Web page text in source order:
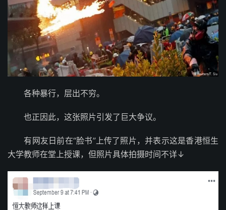
各种暴行，层出不穷。
也正因此，这张照片引发了巨大争议。
有网友日前在“脸书”上传了照片，并表示这是香港恒生
大学教师在堂上授课，但照片具体拍摄时间不详↓